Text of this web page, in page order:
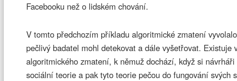
Facebooku než o lidském chování.
V tomto předchozím příkladu algoritmické zmatení
pečlivý badatel mohl detekovat a dále vyšetřovat.
algoritmického zmatení, k němuž dochází, když si
sociální teorie a pak tyto teorie pečou do fungování svých